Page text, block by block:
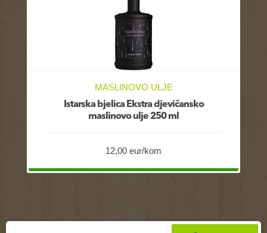
MASLINOVO ULJE
Istarska bjelica Ekstra djevičansko
maslinovo ulje 250 ml
12,00 eur/kom